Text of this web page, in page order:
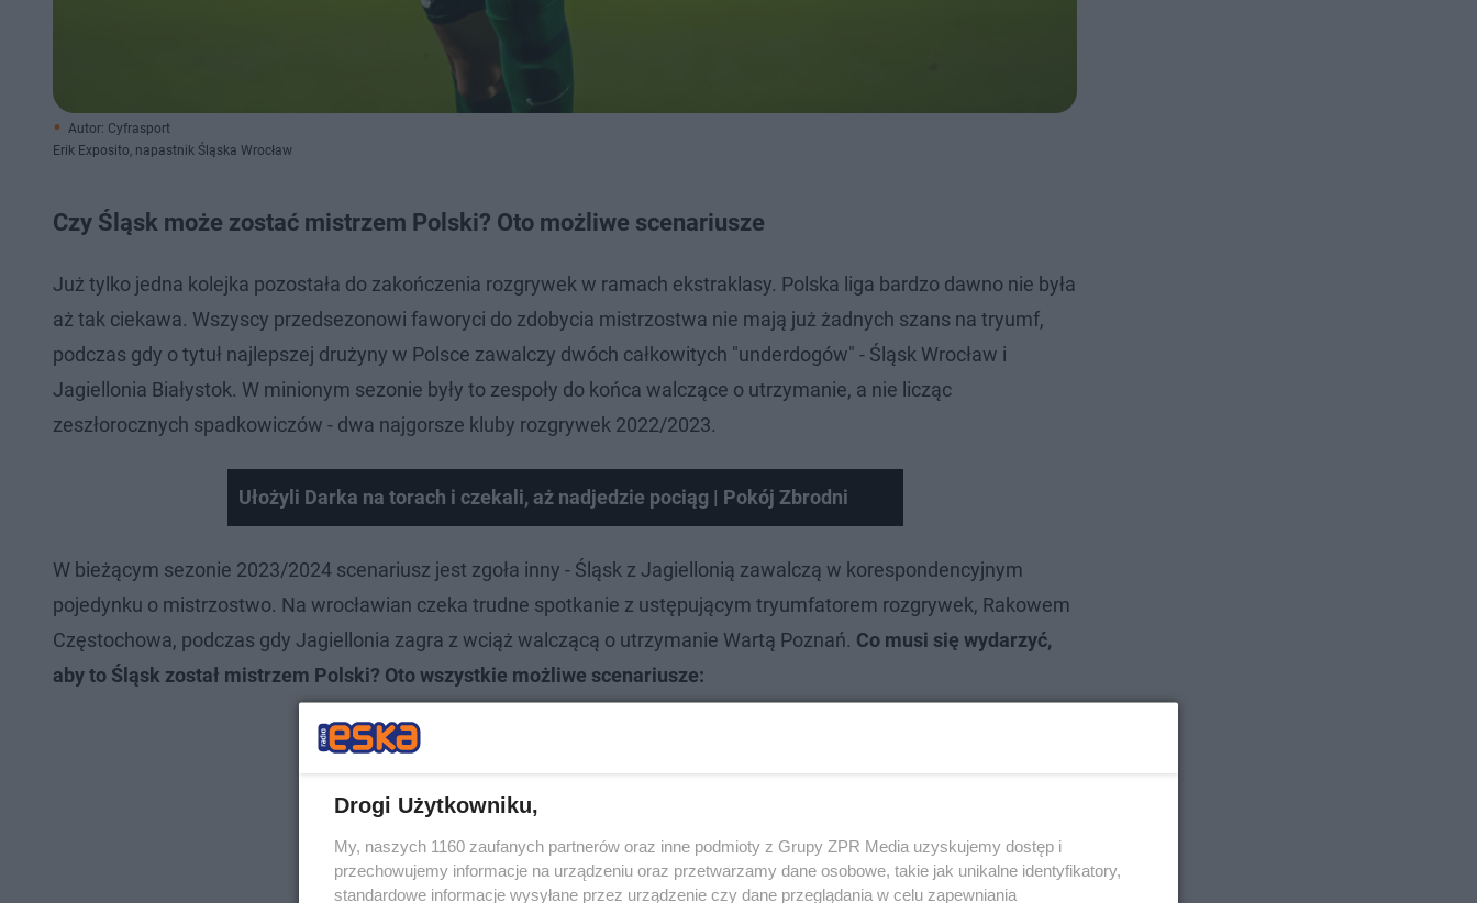
Autor: Cyfrasport
Erik Exposito, napastnik Śląska Wrocław
Czy Śląsk może zostać mistrzem Polski? Oto możliwe scenariusze
Już tylko jedna kolejka pozostała do zakończenia rozgrywek w ramach ekstraklasy. Polska liga bardzo dawno nie była
aż tak ciekawa. Wszyscy przedsezonowi faworyci do zdobycia mistrzostwa nie mają już żadnych szans na tryumf,
podczas gdy o tytuł najlepszej drużyny w Polsce zawalczy dwóch całkowitych "underdogów" - Śląsk Wrocław i
Jagiellonia Białystok. W minionym sezonie były to zespoły do końca walczące o utrzymanie, a nie licząc
zeszłorocznych spadkowiczów - dwa najgorsze kluby rozgrywek 2022/2023.
Ułożyli Darka na torach i czekali, aż nadjedzie pociąg | Pokój Zbrodni
W bieżącym sezonie 2023/2024 scenariusz jest zgoła inny - Śląsk z Jagiellonią zawalczą w korespondencyjnym
pojedynku o mistrzostwo. Na wrocławian czeka trudne spotkanie z ustępującym tryumfatorem rozgrywek, Rakowem
Częstochowa, podczas gdy Jagiellonia zagra z wciąż walczącą o utrzymanie Wartą Poznań. Co musi się wydarzyć,
aby to Śląsk został mistrzem Polski? Oto wszystkie możliwe scenariusze:
Drogi Użytkowniku,
My, naszych 1160 zaufanych partnerów oraz inne podmioty z Grupy ZPR Media uzyskujemy dostęp i
przechowujemy informacje na urządzeniu oraz przetwarzamy dane osobowe, takie jak unikalne identyfikatory,
standardowe informacje wysyłane przez urządzenie czy dane przeglądania w celu zapewniania